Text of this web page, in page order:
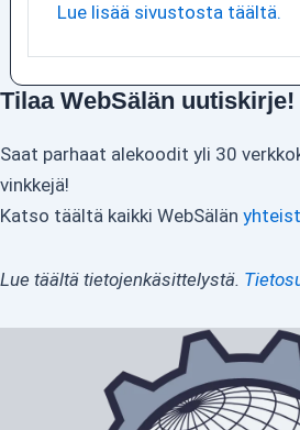
Lue lisää sivustosta täältä.
Tilaa WebSälän uutiskirje!
Saat parhaat alekoodit yli 30
vinkkejä!
Katso täältä kaikki WebSälän
Lue täältä tietojenkäsittelystä.